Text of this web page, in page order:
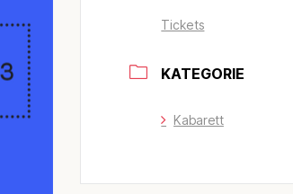
Tickets
KATEGORIE
Kabarett